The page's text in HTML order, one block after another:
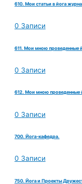
610. Мои статьи в йога
0 Записи
611. Мои мною проведенные
0 Записи
612. Мои мною проведенные
0 Записи
700. Йога-кафедра.
0 Записи
750. Йога и Проекты